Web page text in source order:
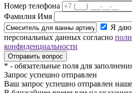
Номер телефона
Фамилия Имя
Я даю
персональных данных согласно
конфиденциальности
* - обязательные поля для
Запрос успешно отправлен
Ваш запрос успешно отправлен